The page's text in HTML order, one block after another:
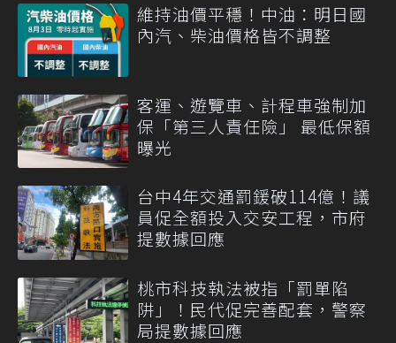
維持油價平穩！中油：明日國
內汽、柴油價格皆不調整
客運、遊覽車、計程車強制加
保「第三人責任險」 最低保額
曝光
台中4年交通罰鍰破114億！議
員促全額投入交安工程，市府
提數據回應
桃市科技執法被指「罰單陷
阱」！民代促完善配套，警察
局提數據回應